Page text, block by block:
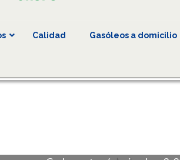
Calidad Gasóleos a domicilio